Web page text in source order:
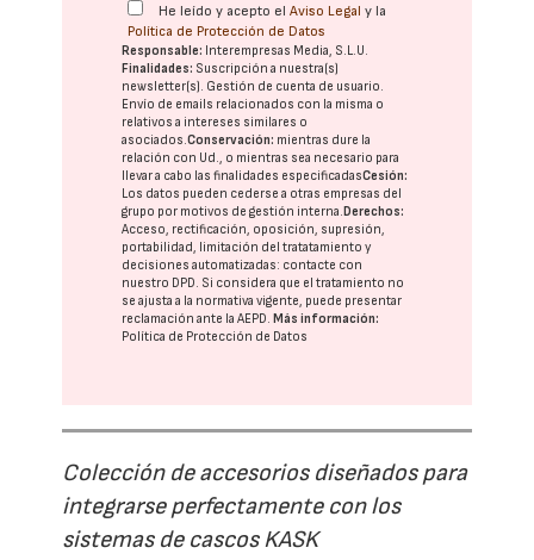
He leído y acepto elAviso Legal y la
Política de Protección de Datos
Responsable: Interempresas Media, S.L.U.
Finalidades: Suscripción a nuestra(s)
newsletter(s). Gestión de cuenta de usuario.
Envío de emails relacionados con la misma o
relativos a intereses similares o
asociados.Conservación: mientras dure la
relación con Ud., o mientras sea necesario para
llevar a cabo las finalidades especificadasCesión:
Los datos pueden cederse a otras empresas del
grupo por motivos de gestión interna.Derechos:
Acceso, rectificación, oposición, supresión,
portabilidad, limitación del tratatamiento y
decisiones automatizadas: contacte con
nuestro DPD. Si considera que el tratamiento no
se ajusta a la normativa vigente, puede presentar
reclamación ante laAEPD.Más información:
Política de Protección de Datos
Colección de accesorios diseñados para
integrarse perfectamente con los
sistemas de cascos KASK